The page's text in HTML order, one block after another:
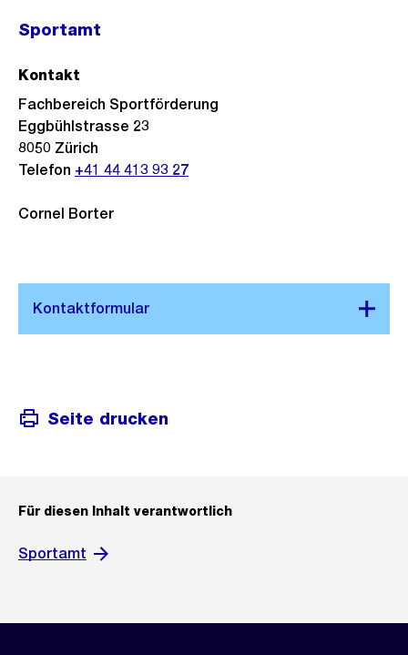
Sportamt
Cornel Borter
Kontakt
Fachbereich Sportförderung
Eggbühlstrasse 23
8050 Zürich
Telefon +41 44 413 93 27
Seite drucken
Für diesen Inhalt verantwortlich
Sportamt